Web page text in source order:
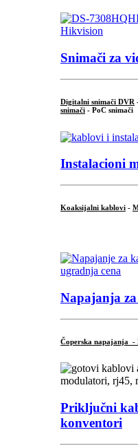
Snimači za
Digitalni snimači DVR
snimači - PoC snimači
Instalacioni
Koaksijalni kablovi -
Napajanja
Čoperska napajanja -
Priključni
konventori